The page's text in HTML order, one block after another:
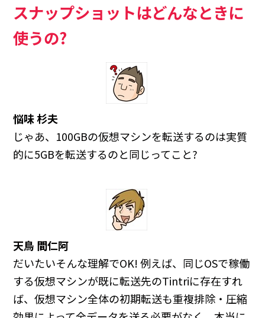
スナップショットはどんなときに
使うの?
悩味 杉夫
じゃあ、100GBの仮想マシンを転送するのは実質
的に5GBを転送するのと同じってこと?
天鳥 間仁阿
だいたいそんな理解でOK! 例えば、同じOSで稼働
する仮想マシンが既に転送先のTintriに存在すれ
ば、仮想マシン全体の初期転送も重複排除・圧縮